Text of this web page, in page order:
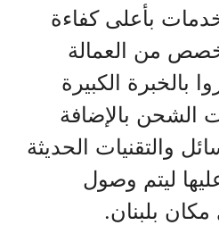
بأعلى كفاءة
من العمالة
بالخبرة الكبيرة
الشحن بالإضافة
والتقنيات الحديثة
ليتم وصول
بلبنان.